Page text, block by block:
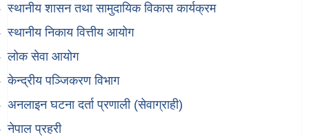
स्थानीय शासन तथा सामुदायिक विकास कार्यक्रम
स्थानीय निकाय वित्तीय आयोग
लोक सेवा आयोग
केन्द्रीय पञ्जिकरण विभाग
अनलाइन घटना दर्ता प्रणाली (सेवाग्राही)
नेपाल प्रहरी